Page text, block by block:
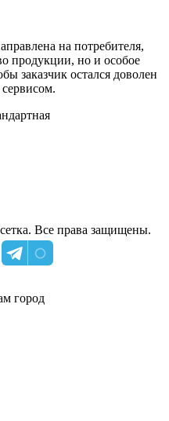
на потребителя,
продукции, но и особое
заказчик остался доволен
Все права защищены.
город